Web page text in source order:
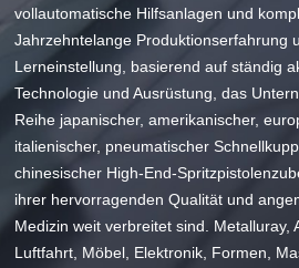
vollautomatische Hilfsanlagen und
Jahrzehntelange Produktionserfahrung
Lerneinstellung, basierend auf ständig
Technologie und Ausrüstung, das
Reihe japanischer, amerikanischer,
italienischer, pneumatischer
chinesischer High-End-
ihrer hervorragenden Qualität und
Medizin weit verbreitet sind. Metalluray,
Luftfahrt, Möbel, Elektronik, Formen,